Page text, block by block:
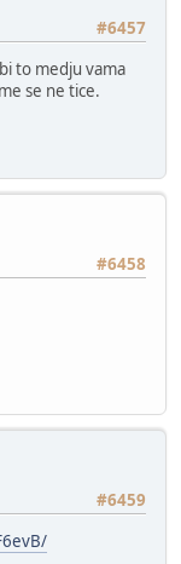
#6457
to medju vama
se ne tice.
#6458
#6459